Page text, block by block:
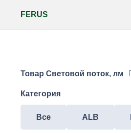
FERUS
Товар Световой поток, лм
Категория
Все ALB